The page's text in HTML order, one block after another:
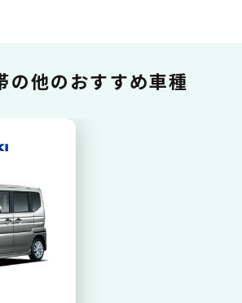
ント還元
ードで支払い
物同様、お車の月々利用料をカ
能です。
の他のおすすめ車種